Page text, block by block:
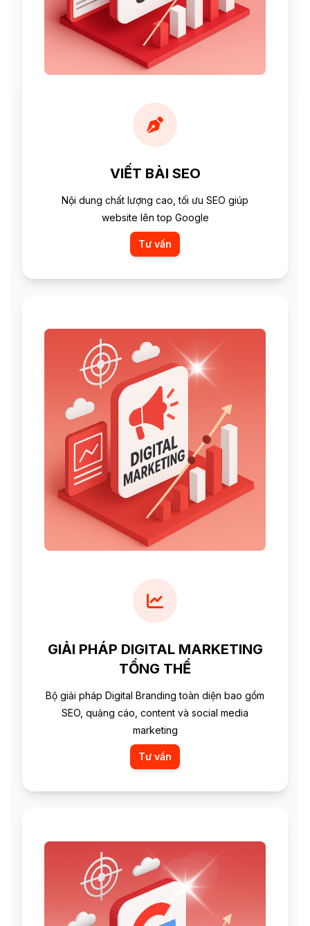
VIẾT BÀI SEO
Nội dung chất lượng cao, tối ưu SEO giúp
website lên top Google
Tư vấn
GIẢI PHÁP DIGITAL MARKETING
TỔNG THỂ
Bộ giải pháp Digital Branding toàn diện bao gồm
SEO, quảng cáo, content và social media
marketing
Tư vấn